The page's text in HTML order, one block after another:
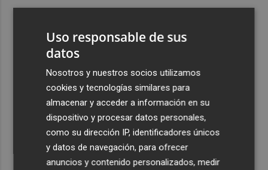
el día del eclipse
queremos ver en la Liga”
Ocho helicópteros, un avión y más de 100 brigadas se
movilizan en Moratalla por un incendio forestal
Uso responsable de sus
datos
Nosotros y nuestros socios utilizamos
cookies y tecnologías similares para
almacenar y acceder a información en su
dispositivo y procesar datos personales,
como su dirección IP, identificadores únicos
y datos de navegación, para ofrecer
anuncios y contenido personalizados, medir